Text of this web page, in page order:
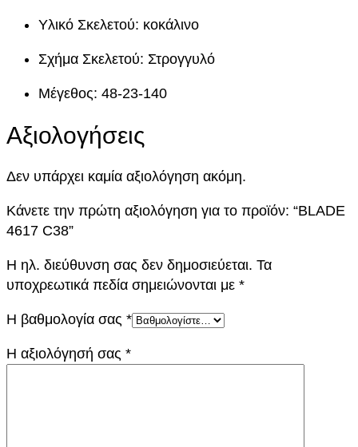
η
α
Υλικό Σκελετού: κοκάλινο
Σχήμα Σκελετού: Στρογγυλό
Μέγεθος: 48-23-140
Αξιολογήσεις
Δεν υπάρχει καμία αξιολόγηση ακόμη.
Κάνετε την πρώτη αξιολόγηση για το προϊόν: “BLADE
4617 C38”
Η ηλ. διεύθυνση σας δεν δημοσιεύεται. Τα
υποχρεωτικά πεδία σημειώνονται με *
Η βαθμολογία σας *
Η αξιολόγησή σας *